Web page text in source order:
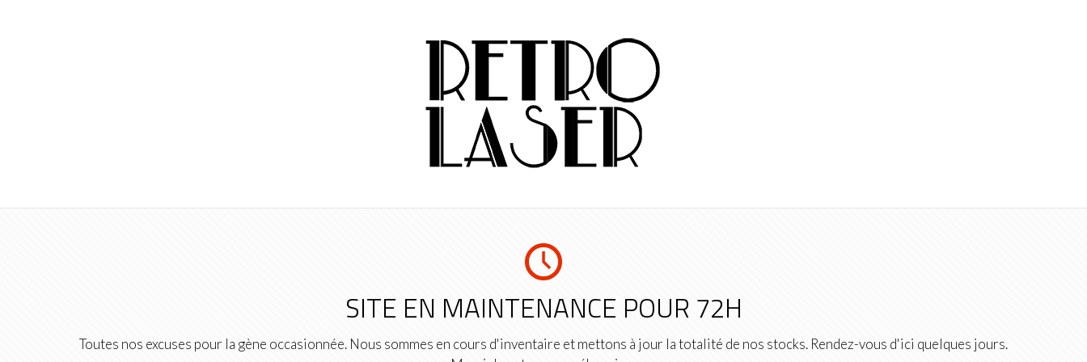
SITE EN MAINTENANCE POUR 72H
Toutes nos excuses pour la gène occasionnée. Nous sommes en cours d'inventaire et mettons à jour la totalité de nos stocks. Rendez-vous d'ici quelques jours.